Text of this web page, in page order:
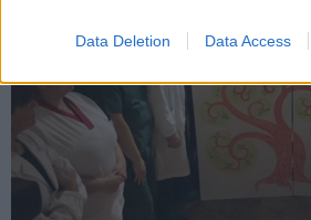
Data Deletion Data Access